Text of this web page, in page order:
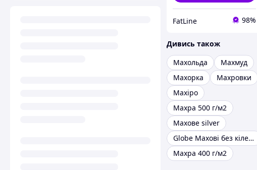
FatLine 98%
Дивись також
Махольда
Махмуд
Махорка
Махровки
Махіро
Махра 500 г/м2
Махове silver
Globe Махові без кілець
Махра 400 г/м2